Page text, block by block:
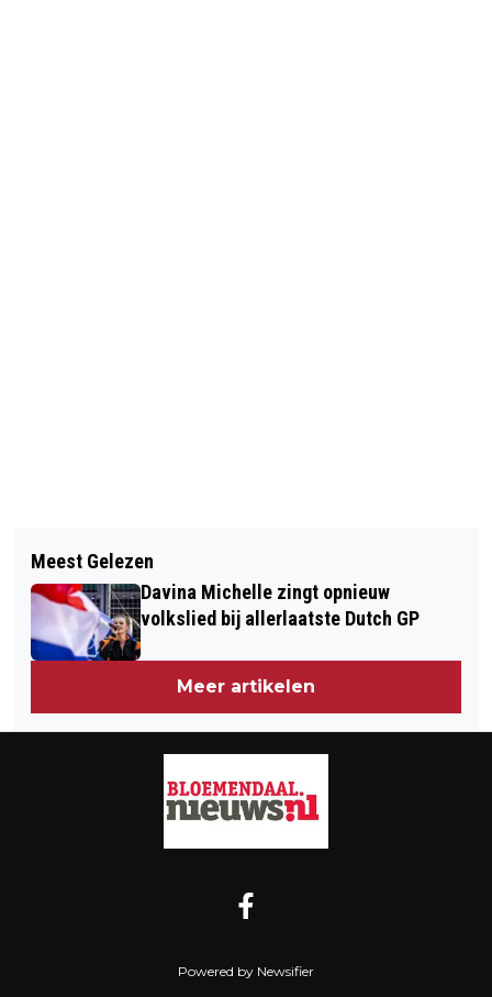
REGIO: HAARLEMSE CREATIEVE
MUGGEN ZOEMEN (ZOOMEN) WEER!
AUTO'S VAST, TREINEN HET SPOOR
BIJSTER, MAAR VOORAL
SNEEUWPRET VOOR MENS EN DIER
Meest Gelezen
Davina Michelle zingt opnieuw
volkslied bij allerlaatste Dutch GP
Meer artikelen
Powered by Newsifier